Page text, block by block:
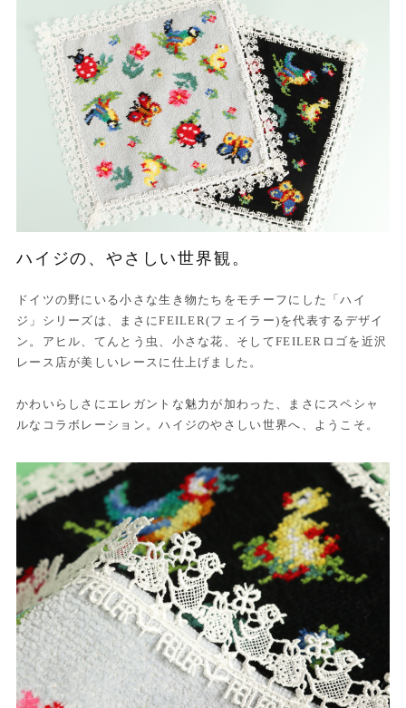
ハイジの、やさしい世界観。
ドイツの野にいる小さな生き物たちをモチーフにした「ハイ
ジ」シリーズは、まさにFEILER(フェイラー)を代表するデザイ
ン。アヒル、てんとう虫、小さな花、そしてFEILERロゴを近沢
レース店が美しいレースに仕上げました。
かわいらしさにエレガントな魅力が加わった、まさにスペシャ
ルなコラボレーション。ハイジのやさしい世界へ、ようこそ。